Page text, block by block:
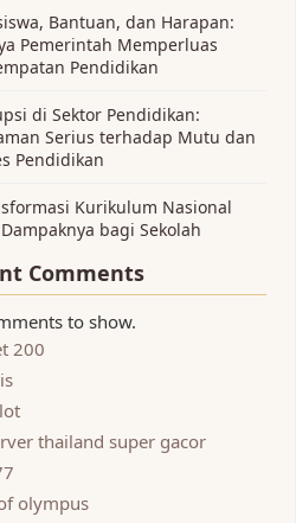
Bantuan, dan Harapan:
Pemerintah Memperluas
Pendidikan
di Sektor Pendidikan:
Serius terhadap Mutu dan
Pendidikan
Kurikulum Nasional
bagi Sekolah
Comments
to show.
200
thailand super gacor
olympus